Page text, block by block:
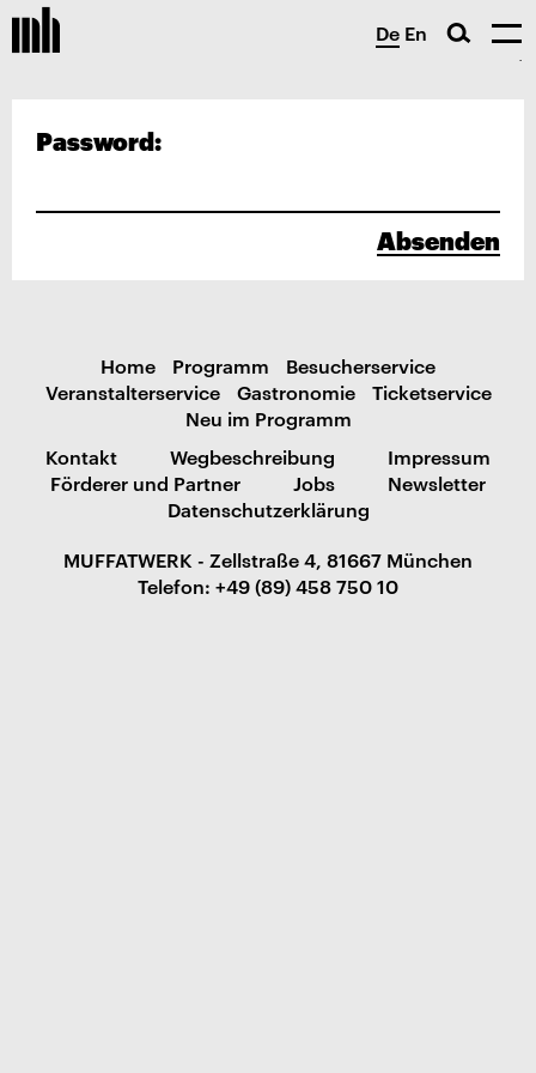
De En
Password:
Absenden
Home Programm
Besucherservice
Veranstalterservice
Gastronomie
Ticketservice
Neu im Programm
Kontakt
Wegbeschreibung
Impressum
Förderer und Partner
Jobs
Newsletter
Datenschutzerklärung
MUFFATWERK - Zellstraße 4, 81667 München
Telefon: +49 (89) 458 750 10